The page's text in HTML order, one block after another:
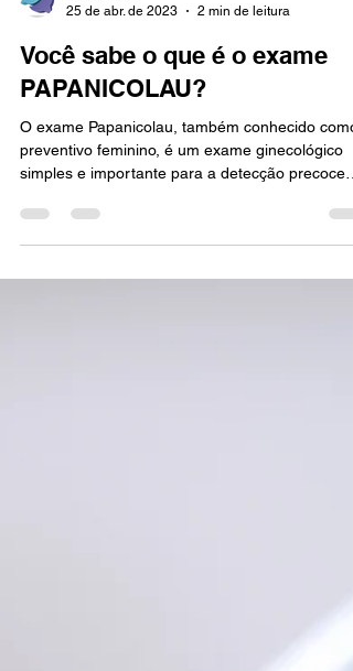
Mais Saúde
25 de abr. de 2023
2 min de leitura
Você sabe o que é o exame
PAPANICOLAU?
O exame Papanicolau, também conhecido como
do...